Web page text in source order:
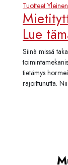
TuotteetYleinen
Lue
Siinä missä
tietämys
rajoittunutta.